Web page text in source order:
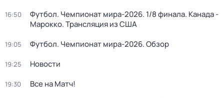
16:50
Футбол. Чемпионат мира-2026. 1/8 финала. Канада -
Марокко. Трансляция из США
19:05 Футбол. Чемпионат мира-2026. Обзор
19:25 Новости
19:30 Все на Матч!